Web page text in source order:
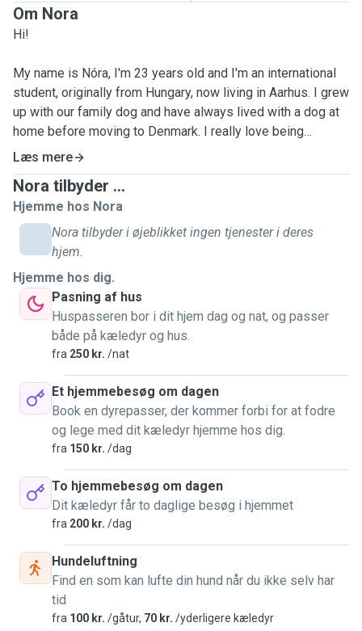
Om Nora
Hi!
My name is Nóra, I'm 23 years old and I'm an international
student, originally from Hungary, now living in Aarhus. I grew
up with our family dog and have always lived with a dog at
home before moving to Denmark. I really love being
surrounded with pets, as they have always been an
important part of my life.
Unfortunately I can't have my dog with me in Denmark,
therefore, I would love to take care of others' beloved
ones, and genuinely keep them active and give love to
I'm open to take your dog for long walks, visit them during
the day or house-sit them at your place. I'm also flexible
with arranging timing and travelling.
Personally, I am a cheerful, responsible and organized
person who loves being active and spend time outdoors.
I've also taken courses in dog schools so I have some
experience with training them.
Fun fact: I have a special Hungarian type of dog back at
home you might have never seen. It's a white puli. His name
is Tücsök and he is the cutest, fluffiest "mop" in the world.
Læs mere
Nora tilbyder ...
Hjemme hos Nora
Nora tilbyder i øjeblikket ingen tjenester i deres
hjem.
Hjemme hos dig.
Pasning af hus
Huspasseren bor i dit hjem dag og nat, og passer
både på kæledyr og hus.
fra 250 kr. /nat
Et hjemmebesøg om dagen
Book en dyrepasser, der kommer forbi for at fodre
og lege med dit kæledyr hjemme hos dig.
fra 150 kr. /dag
To hjemmebesøg om dagen
Dit kæledyr får to daglige besøg i hjemmet
fra 200 kr. /dag
Hundeluftning
Find en som kan lufte din hund når du ikke selv har
tid
fra 100 kr. /gåtur, 70 kr. /yderligere kæledyr